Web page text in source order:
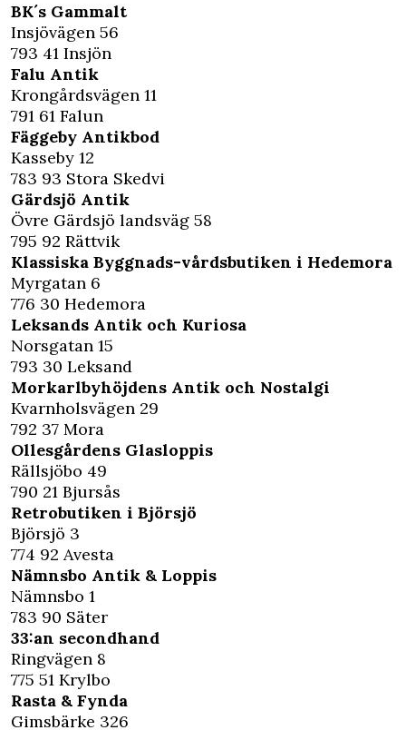
BK´s Gammalt
Insjövägen 56
793 41 Insjön
Falu Antik
Krongårdsvägen 11
791 61 Falun
Fäggeby Antikbod
Kasseby 12
783 93 Stora Skedvi
Gärdsjö Antik
Övre Gärdsjö landsväg 58
795 92 Rättvik
Klassiska Byggnads-vårdsbutiken i Hedemora
Myrgatan 6
776 30 Hedemora
Leksands Antik och Kuriosa
Norsgatan 15
793 30 Leksand
Morkarlbyhöjdens Antik och Nostalgi
Kvarnholsvägen 29
792 37 Mora
Ollesgårdens Glasloppis
Rällsjöbo 49
790 21 Bjursås
Retrobutiken i Björsjö
Björsjö 3
774 92 Avesta
Nämnsbo Antik & Loppis
Nämnsbo 1
783 90 Säter
33:an secondhand
Ringvägen 8
775 51 Krylbo
Rasta & Fynda
Gimsbärke 326